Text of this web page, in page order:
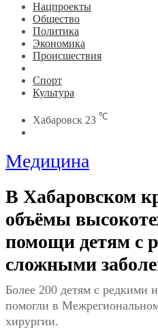
Нацпроекты
Общество
Политика
Экономика
Происшествия
Спорт
Культура
Хабаровск 23 ℃
Медицина
В Хабаровском
объёмы
помощи детям с
сложными
Более 200 детям с редкими
помогли в
хирургии.